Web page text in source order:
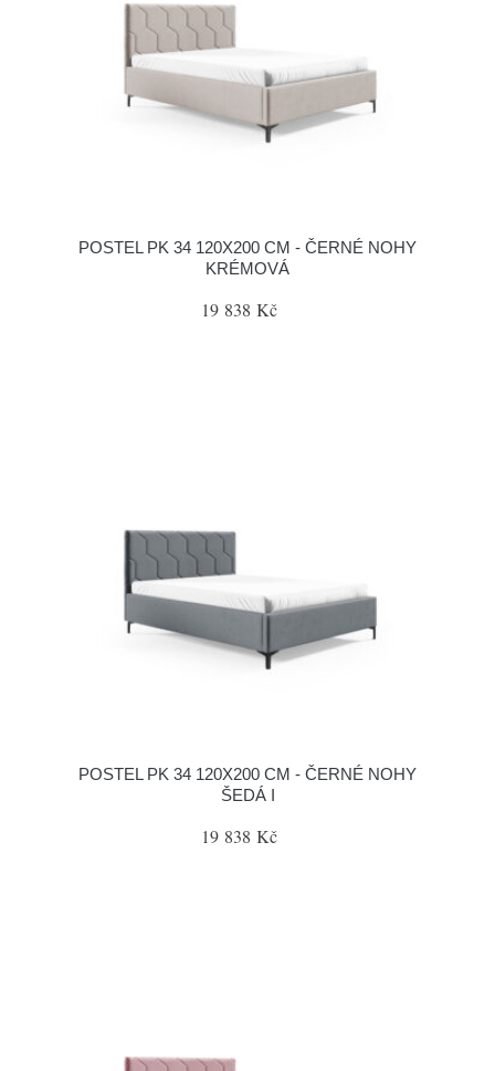
POSTEL PK 34 120X200 CM - ČERNÉ NOHY
KRÉMOVÁ
19 838 Kč
POSTEL PK 34 120X200 CM - ČERNÉ NOHY
ŠEDÁ I
19 838 Kč